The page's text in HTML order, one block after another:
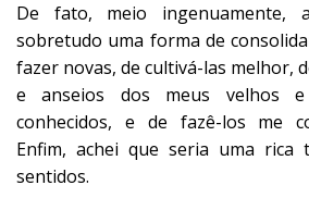
De fato, meio ingenuamente,
sobretudo uma forma de
fazer novas, de cultivá-las melhor,
e anseios dos meus velhos
conhecidos, e de fazê-los me
Enfim, achei que seria uma rica
sentidos.